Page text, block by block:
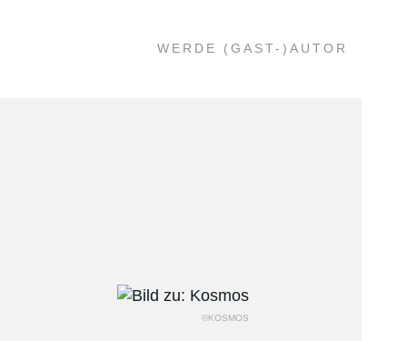
WERDE (GAST-)AUTOR
©KOSMOS